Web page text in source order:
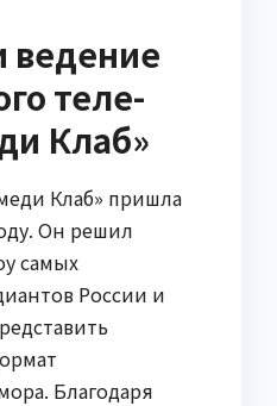
ведение
теле-
Клаб»
Клаб» пришла
Он решил
самых
России и
Благодаря